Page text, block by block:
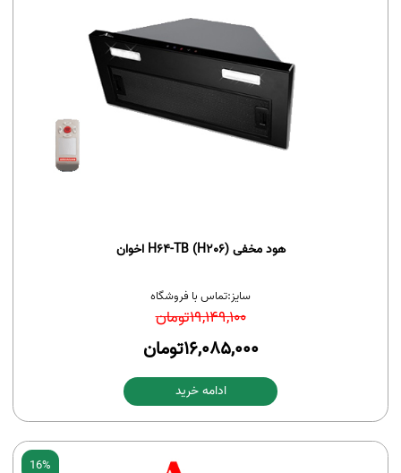
هود مخفی H64-TB (H206) اخوان
سایز:تماس با فروشگاه
19,149,100تومان
16,085,000تومان
ادامه خرید
16%